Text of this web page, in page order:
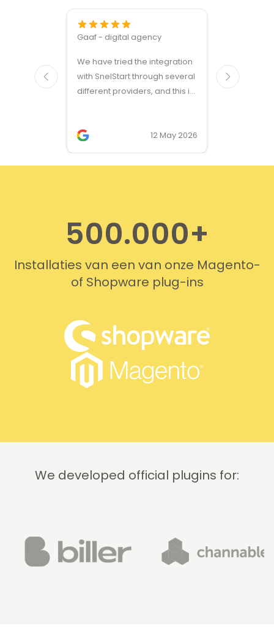
Gaaf - digital agency
We have tried the integration
with SnelStart through several
different providers, and this is
two occasions, and it was
provided quickly and
professionally. We do
12 May 2026
modules
500.000+
Installaties van een van onze Magento-
of Shopware plug-ins
We developed official plugins for: